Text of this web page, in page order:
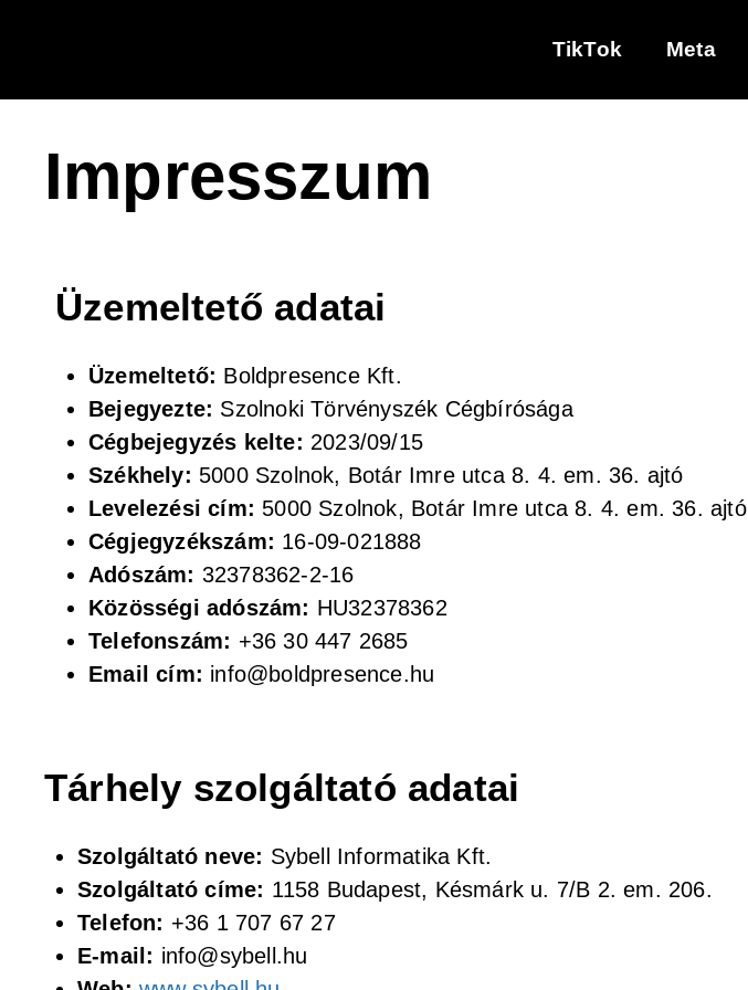
TikTok Meta
Impresszum
Üzemeltető adatai
Üzemeltető: Boldpresence Kft.
Bejegyezte: Szolnoki Törvényszék Cégbírósága
Cégbejegyzés kelte: 2023/09/15
Székhely: 5000 Szolnok, Botár Imre utca 8. 4. em. 36. ajtó
Levelezési cím: 5000 Szolnok, Botár Imre utca 8. 4. em. 36. ajtó
Cégjegyzékszám: 16-09-021888
Adószám: 32378362-2-16
Közösségi adószám: HU32378362
Telefonszám: +36 30 447 2685
Email cím: info@boldpresence.hu
Tárhely szolgáltató adatai
Szolgáltató neve: Sybell Informatika Kft.
Szolgáltató címe: 1158 Budapest, Késmárk u. 7/B 2. em. 206.
Telefon: +36 1 707 67 27
E-mail: info@sybell.hu